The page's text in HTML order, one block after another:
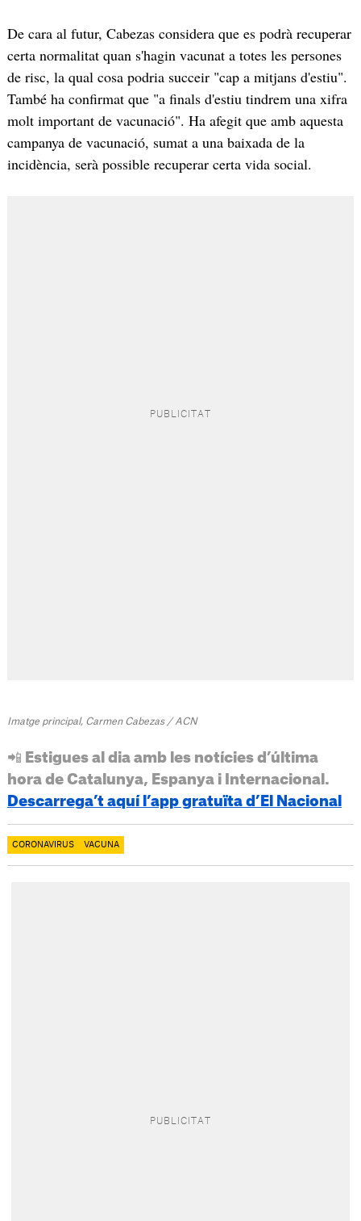
De cara al futur, Cabezas considera que es podrà recuperar
certa normalitat quan s'hagin vacunat a totes les persones
de risc, la qual cosa podria succeir "cap a mitjans d'estiu".
També ha confirmat que "a finals d'estiu tindrem una xifra
molt important de vacunació". Ha afegit que amb aquesta
campanya de vacunació, sumat a una baixada de la
incidència, serà possible recuperar certa vida social.
Imatge principal, Carmen Cabezas / ACN
📲 Estigues al dia amb les notícies d’última
hora de Catalunya, Espanya i Internacional.
Descarrega’t aquí l’app gratuïta d’El Nacional
CORONAVIRUS VACUNA